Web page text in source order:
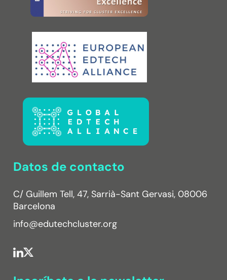
Datos de contacto
C/ Guillem Tell, 47, Sarrià-Sant Gervasi, 08006
Barcelona
info@edutechcluster.org